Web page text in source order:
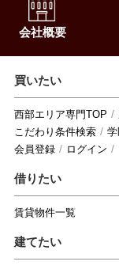
会社概要
買いたい
西部エリア専門TOP
こだわり条件検索
会員登録
ログイン
借りたい
賃貸物件一覧
建てたい